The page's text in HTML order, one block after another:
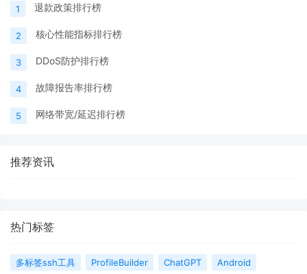
1 退款政策排行榜
2 核心性能指标排行榜
3 DDoS防护排行榜
4 故障报告率排行榜
5 网络带宽/延迟排行榜
推荐资讯
热门标签
多标签ssh工具 ProfileBuilder ChatGPT Android